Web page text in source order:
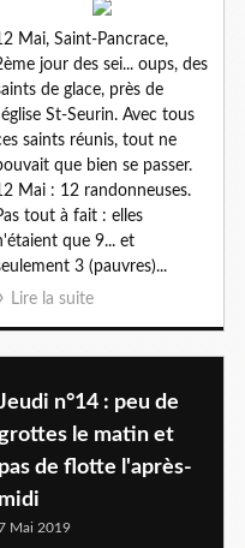
Mai, Saint-Pancrace,
jour des sei... oups, des
de glace, près de
l'église St-Seurin. Avec tous
saints réunis, tout ne
que bien se passer.
Mai : 12 randonneuses.
tout à fait : elles
que 9... et
3 (pauvres)...
Lire la suite
n°14 : peu de
le matin et
pas de flotte l'après-
midi
Mai 2019